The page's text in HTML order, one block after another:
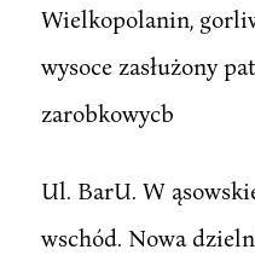
Wielkopolanin,
wysoce zasłużony
zarobkowycb
Ul. BarU. W
wschód. Nowa